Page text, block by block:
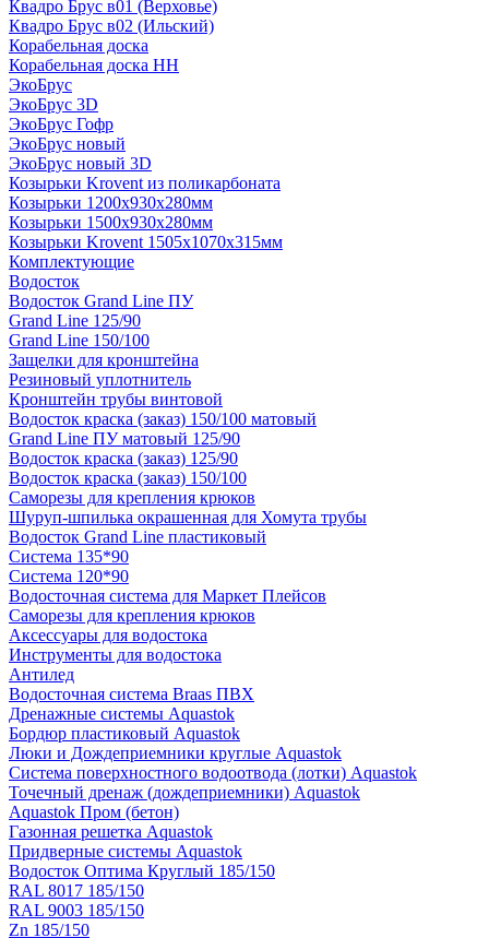
Квадро Брус в01 (Верховье)
Квадро Брус в02 (Ильский)
Корабельная доска
Корабельная доска НН
ЭкоБрус
ЭкоБрус 3D
ЭкоБрус Гофр
ЭкоБрус новый
ЭкоБрус новый 3D
Козырьки Krovent из поликарбоната
Козырьки 1200х930х280мм
Козырьки 1500х930х280мм
Козырьки Krovent 1505х1070х315мм
Комплектующие
Водосток
Водосток Grand Line ПУ
Grand Line 125/90
Grand Line 150/100
Защелки для кронштейна
Резиновый уплотнитель
Кронштейн трубы винтовой
Водосток краска (заказ) 150/100 матовый
Grand Line ПУ матовый 125/90
Водосток краска (заказ) 125/90
Водосток краска (заказ) 150/100
Саморезы для крепления крюков
Шуруп-шпилька окрашенная для Хомута трубы
Водосток Grand Line пластиковый
Система 135*90
Система 120*90
Водосточная система для Маркет Плейсов
Саморезы для крепления крюков
Аксессуары для водостока
Инструменты для водостока
Антилед
Водосточная система Braas ПВХ
Дренажные системы Aquastok
Бордюр пластиковый Aquastok
Люки и Дождеприемники круглые Aquastok
Система поверхностного водоотвода (лотки) Aquastok
Точечный дренаж (дождеприемники) Aquastok
Aquastok Пром (бетон)
Газонная решетка Aquastok
Придверные системы Aquastok
Водосток Оптима Круглый 185/150
RAL 8017 185/150
RAL 9003 185/150
Zn 185/150